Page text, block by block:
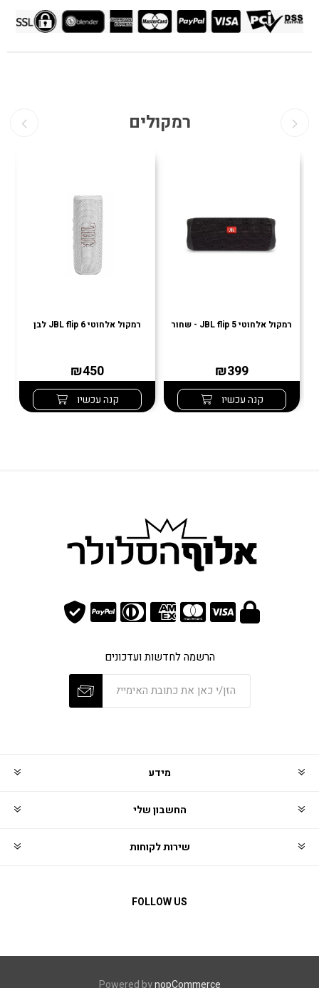
רמקולים
רמקול אלחוטי JBL flip 5 - שחור
₪399
קנה עכשיו
רמקול אלחוטי JBL flip 6 לבן
₪450
קנה עכשיו
הרשמה לחדשות ועדכונים
מידע
החשבון שלי
שירות לקוחות
FOLLOW US
Powered bynopCommerce